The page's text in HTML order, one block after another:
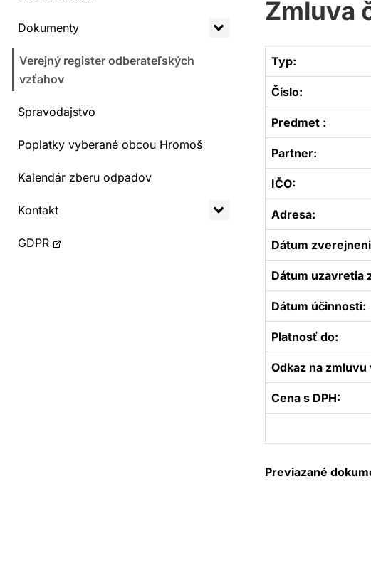
Dokumenty
Verejný register odberateľských
vzťahov
Spravodajstvo
Poplatky vyberané obcou Hromoš
Kalendár zberu odpadov
Kontakt
GDPROtvorí
Zmluva
Typ:
Číslo:
Predmet :
Partner:
IČO:
Adresa:
Dátum
Dátum uzavretia
Dátum účinnosti:
Platnosť do:
Odkaz na zmluvu
Cena s DPH:
Previazané